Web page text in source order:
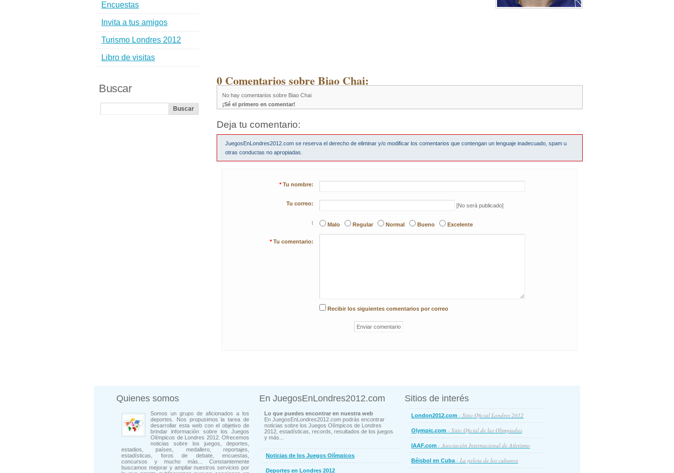
0 Comentarios sobre Biao Chai:
No hay comentarios sobre Biao Chai
¡Sé el primero en comentar!
Deja tu comentario:
JuegosEnLondres2012.com se reserva el derecho de eliminar y/o modificar los comentarios que contengan un lenguaje inadecuado, spam u
otras conductas no apropiadas.
* Tu nombre:
Tu correo: [No será publicado]
: Malo Regular Normal Bueno Excelente
* Tu comentario:
Recibir los siguientes comentarios por correo
Encuestas
Invita a tus amigos
Turismo Londres 2012
Libro de visitas
Buscar
Quienes somos
Somos un grupo de aficionados a los
deportes. Nos propusimos la tarea de
desarrollar esta web con el objetivo de
brindar información sobre los Juegos
Olímpicos de Londres 2012. Ofrecemos
noticias sobre los juegos, deportes,
estadios, países, medallero, reportajes,
estadísticas, foros de debate, encuestas,
concursos y mucho más... Constantemente
buscamos mejorar y ampliar nuestros servicios por
En JuegosEnLondres2012.com
Lo que puedes encontrar en nuestra web
En JuegosEnLondres2012.com podrás encontrar
noticias sobre los Juegos Olímpicos de Londres
2012, estadísticas, records, resultados de los juegos
y más...
Noticias de los Juegos Olímpicos
Deportes en Londres 2012
Sitios de interés
London2012.com - Sitio Oficial Londres 2012
Olympic.com - Sitio Oficial de las Olimpiadas
IAAF.com - Asociación Internacional de Atletismo
Béisbol en Cuba- La pelota de los cubanos